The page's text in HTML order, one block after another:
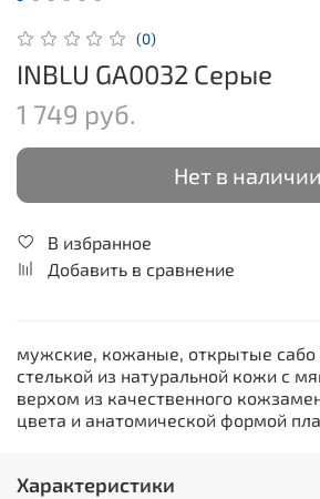
(0)
INBLU GA0032 Серые
1 749 руб.
Нет в наличии
В избранное
Добавить в сравнение
мужские, кожаные, открытые сабо
стелькой из натуральной кожи с
верхом из качественного
цвета и анатомической формой
Характеристики